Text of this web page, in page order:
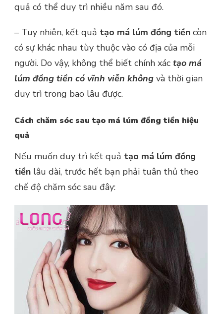
quả có thể duy trì nhiều năm sau đó.
– Tuy nhiên, kết quả tạo má lúm đồng tiền còn
có sự khác nhau tùy thuộc vào có địa của mỗi
người. Do vậy, không thể biết chính xác tạo má
lúm đồng tiền có vĩnh viễn không và thời gian
duy trì trong bao lâu được.
Cách chăm sóc sau tạo má lúm đồng tiền hiệu
quả
Nếu muốn duy trì kết quả tạo má lúm đồng
tiền lâu dài, trước hết bạn phải tuân thủ theo
chế độ chăm sóc sau đây: